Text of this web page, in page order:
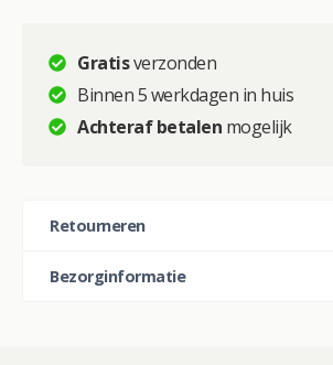
Gratisverzonden
Binnen 5 werkdagen in huis
Achteraf betalen mogelijk
Retourneren
Bezorginformatie